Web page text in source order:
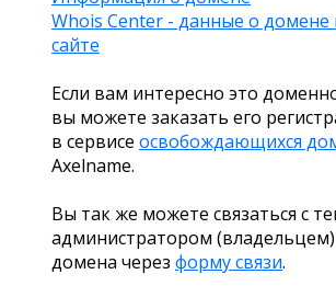
Whois Center - данные о домене
сайте
Если вам интересно это
вы можете заказать его
в сервисе освобождающихся
Axelname.
Вы так же можете связаться с
администратором (владельцем)
домена через форму связи.